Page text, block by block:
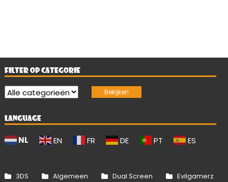
FILTER OP CATEGORIE
LANGUAGE
NL EN FR DE PT ES
3DS Algemeen Dual Screen Evilgamerz